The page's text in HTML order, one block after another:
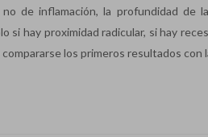
de inflamación, la profundidad de
si hay proximidad radicular, si hay
los primeros resultados